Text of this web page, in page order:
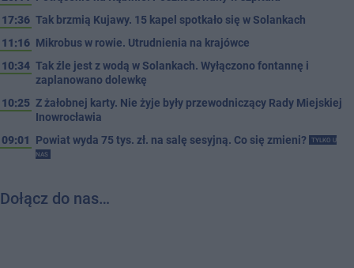
17:36 Tak brzmią Kujawy. 15 kapel spotkało się w Solankach
11:16 Mikrobus w rowie. Utrudnienia na krajówce
10:34 Tak źle jest z wodą w Solankach. Wyłączono fontannę i
zaplanowano dolewkę
10:25 Z żałobnej karty. Nie żyje były przewodniczący Rady Miejskiej
Inowrocławia
09:01
Powiat wyda 75 tys. zł. na salę sesyjną. Co się zmieni?
TYLKO U
NAS
Dołącz do nas…